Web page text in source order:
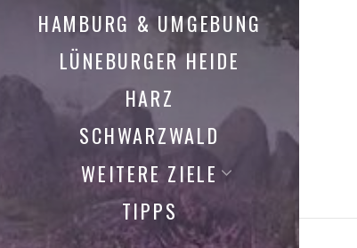
HAMBURG & UMGEBUNG
LÜNEBURGER HEIDE
HARZ
SCHWARZWALD
WEITERE ZIELE
TIPPS